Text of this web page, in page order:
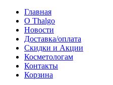
Главная
O Thalgo
Новости
Доставка/оплата
Скидки и Акции
Косметологам
Контакты
Корзина